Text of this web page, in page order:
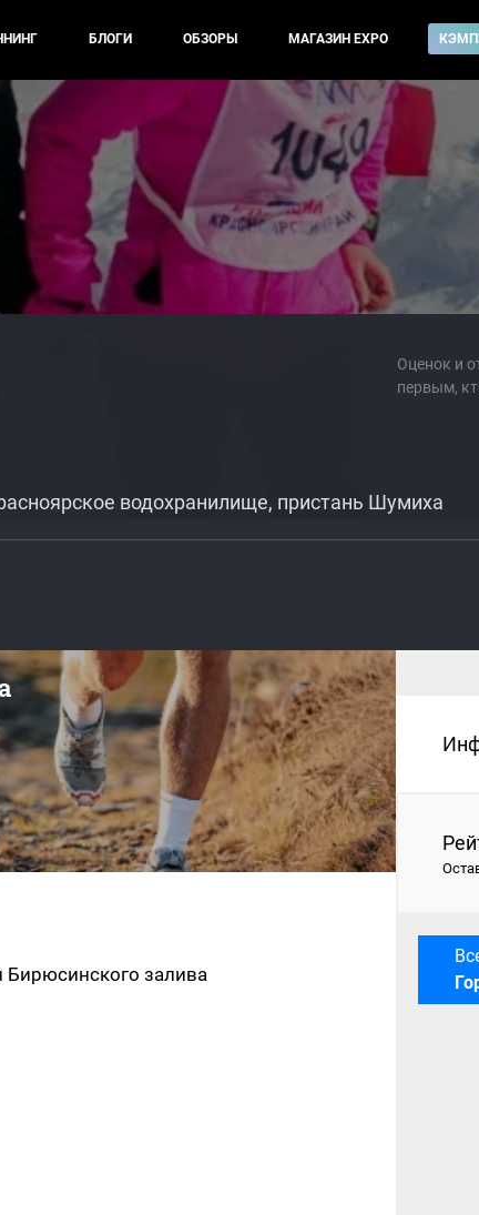
БЛОГИ ОБЗОРЫ МАГАЗИН EXPO
Оценок и
первым,
водохранилище, пристань Шумиха
Бирюсинского залива